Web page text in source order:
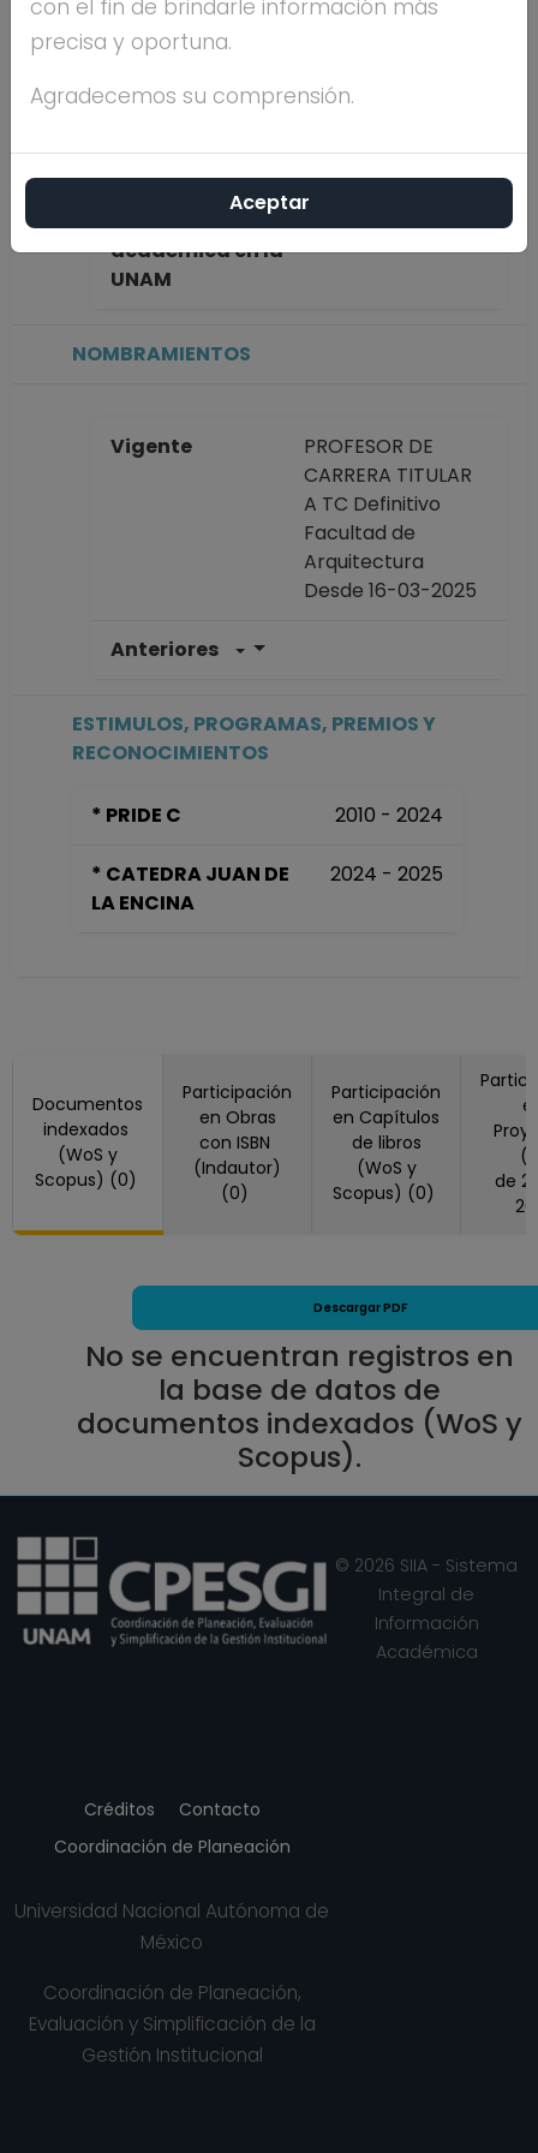
estudios
MAESTRÍA
Antigüedad
académica en la
UNAM
38 años
NOMBRAMIENTOS
Vigente
PROFESOR DE
CARRERA TITULAR
A TC Definitivo
Facultad de
Arquitectura
Desde 16-03-2025
Anteriores
Facultad de
hasta 15-03-2025
CARRERA
PROFESOR DE
CARRERA
ASOCIADO B TC No
Definitivo
Facultad de
(fecha inicial de
registros en el SIIA)
hasta 15-03-2010
ESTIMULOS, PROGRAMAS, PREMIOS Y
RECONOCIMIENTOS
* PRIDE C 2010 - 2024
* CATEDRA JUAN DE
LA ENCINA
2024 - 2025
Documentos
indexados
(WoS y
Scopus) (0)
Participación
en Obras
con ISBN
(Indautor)
(0)
Participación
en Capítulos
de libros
(WoS y
Scopus) (0)
de 2023 a
Descargar PDF
No se encuentran registros en
la base de datos de
documentos indexados (WoS y
Scopus).
Créditos
Contacto
Coordinación de Planeación
Universidad Nacional Autónoma de
México
Coordinación de Planeación,
Evaluación y Simplificación de la
Gestión Institucional
© 2026 SIIA - Sistema
Integral de
Información
Académica
con el fin de brindarle información más
precisa y oportuna.
Agradecemos su comprensión.
Aceptar